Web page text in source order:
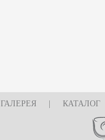
ГАЛЕРЕЯ КАТАЛОГ